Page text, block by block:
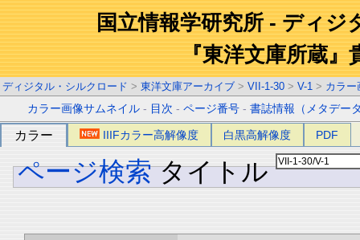
国立情報学研究所 - ディジ
『東洋文庫所蔵』
ディジタル・シルクロード > 東洋文庫アーカイブ > VII-1-30 > V-1 > カラー
カラー画像サムネイル - 目次 -ページ番号 -書誌情報（メタデー
カラー IIIFカラー高解像度 白黒高解像度 PDF
ページ検索 タイトル